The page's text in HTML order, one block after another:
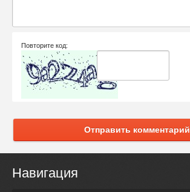
Повторите код:
Отправить комментарий
Навигация